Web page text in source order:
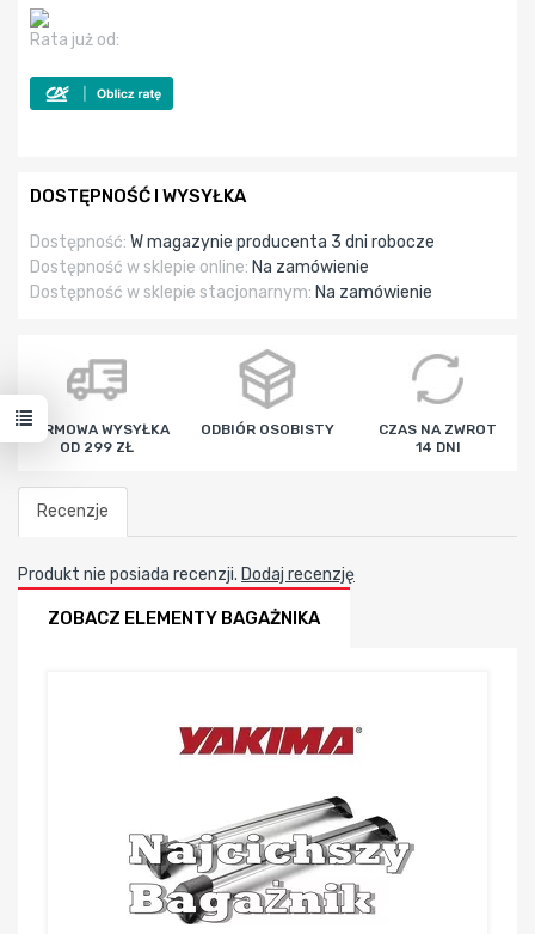
Rata już od:
DOSTĘPNOŚĆ I WYSYŁKA
Dostępność: W magazynie producenta 3 dni robocze
Dostępność w sklepie online: Na zamówienie
Dostępność w sklepie stacjonarnym: Na zamówienie
DARMOWA WYSYŁKA
OD 299 ZŁ
ODBIÓR OSOBISTY
CZAS NA ZWROT
14 DNI
Recenzje
Produkt nie posiada recenzji. Dodaj recenzję
ZOBACZ ELEMENTY BAGAŻNIKA